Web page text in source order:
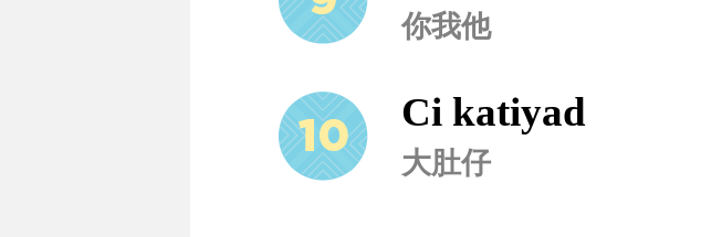
你我他
Ci katiyad
大肚仔